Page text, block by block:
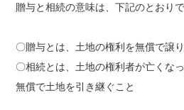
贈与と相続の意味は、下記のとおりで
〇贈与とは、土地の権利を無償で譲
〇相続とは、土地の権利者が亡くな
無償で土地を引き継ぐこと